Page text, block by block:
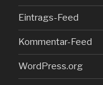
Eintrags-Feed
Kommentar-Feed
WordPress.org